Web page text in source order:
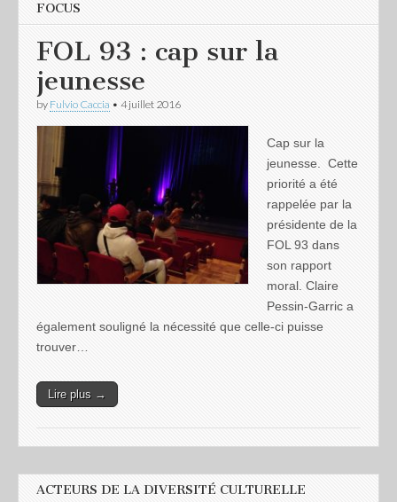
FOCUS
FOL 93 : cap sur la
jeunesse
by Fulvio Caccia • 4 juillet 2016
Cap sur la
jeunesse. Cette
priorité a été
rappelée par la
présidente de la
FOL 93 dans
son rapport
moral. Claire
Pessin-Garric a
également souligné la nécessité que celle-ci puisse
trouver…
Lire plus →
ACTEURS DE LA DIVERSITÉ CULTURELLE